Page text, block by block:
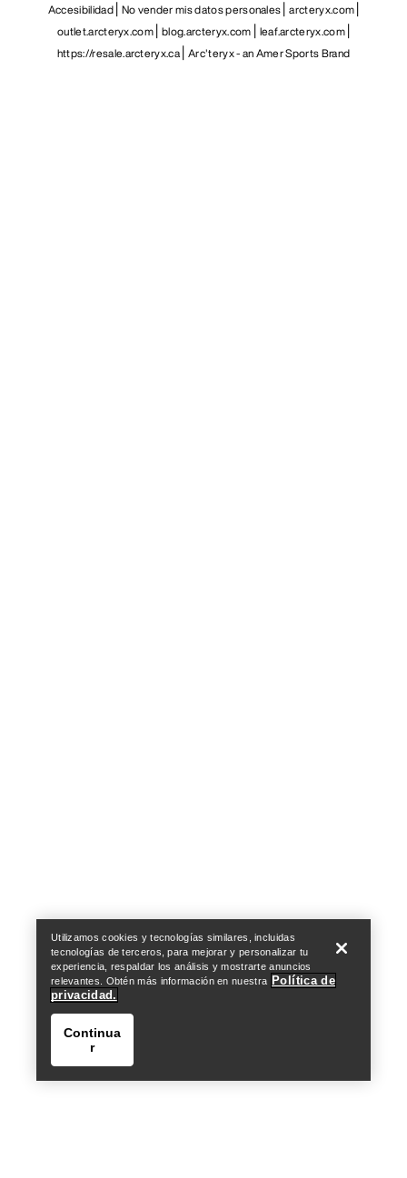
Accesibilidad No vender mis datos personales arcteryx.com
outlet.arcteryx.com blog.arcteryx.com leaf.arcteryx.com
https://resale.arcteryx.ca Arc'teryx - an Amer Sports Brand
Utilizamos cookies y tecnologías similares, incluidas
tecnologías de terceros, para mejorar y personalizar tu
experiencia, respaldar los análisis y mostrarte anuncios
relevantes. Obtén más información en nuestra Política de
privacidad.
Continua
r